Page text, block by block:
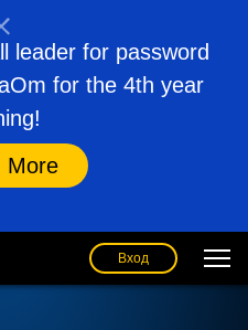
leader for password
for the 4th year
More
Вход